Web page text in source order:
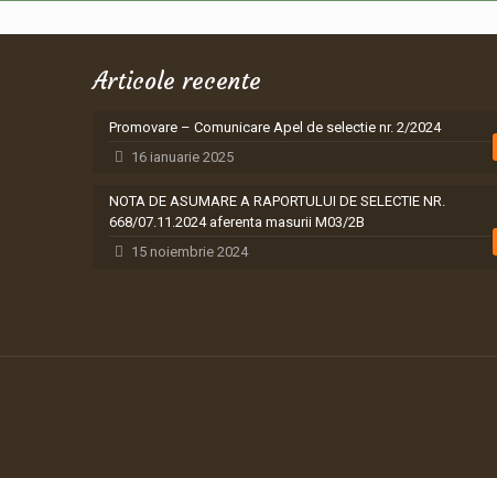
Articole recente
Promovare – Comunicare Apel de selectie nr. 2/2024
16 ianuarie 2025
NOTA DE ASUMARE A RAPORTULUI DE SELECTIE NR.
668/07.11.2024 aferenta masurii M03/2B
15 noiembrie 2024